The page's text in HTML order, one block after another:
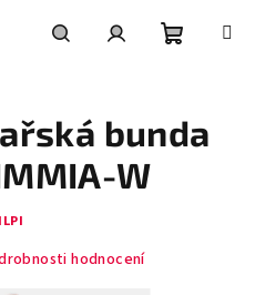
košík
bunda
W
hodnocení